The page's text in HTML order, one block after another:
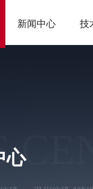
新闻中心 技
心